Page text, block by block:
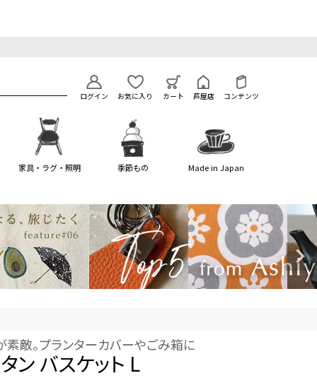
ログイン お気に入り カート 芦屋店 コンテンツ
家具・ラグ・照明 季節もの Made in Japan
敵。プランターカバーやごみ箱に
ン バスケット L